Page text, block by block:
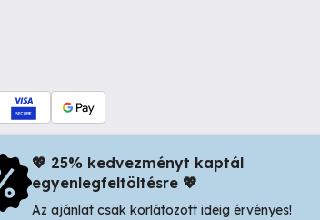
Oradea 410346, Romania | Tax ID: RO44483373 -
💖 25% kedvezményt kaptál
egyenlegfeltöltésre 💖
Az ajánlat csak korlátozott ideig érvényes!